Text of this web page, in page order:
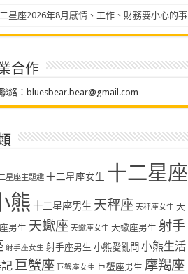
星座2026年8月感情、工作、財務要小心的事
合作
絡： bluesbear.bear@gmail.com
星座主題趣 十二星座女生 十二星座
熊 十二星座男生 天秤座 天秤座女生 天
男生 天蠍座 天蠍座女生 天蠍座男生 射手
射手座女生 射手座男生 小熊愛亂問 小熊生活
巨蟹座 巨蟹座女生 巨蟹座男生 摩羯座